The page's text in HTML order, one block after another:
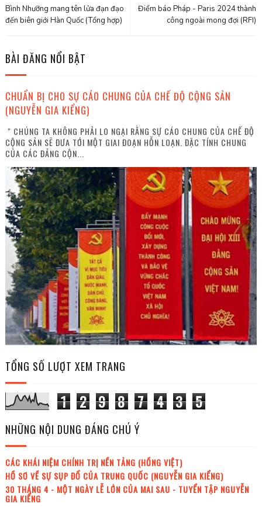
Điểm báo Pháp - Paris 2024 thành
công ngoài mong đợi (RFI)
Bình Nhưỡng mang tên lửa đạn đạo
đến biên giới Hàn Quốc (Tổng hợp)
BÀI ĐĂNG NỔI BẬT
CHUẨN BỊ CHO SỰ CÁO CHUNG CỦA CHẾ ĐỘ CỘNG SẢN
(NGUYỄN GIA KIỂNG)
" CHÚNG TA KHÔNG PHẢI LO NGẠI RẰNG SỰ CÁO CHUNG CỦA CHẾ ĐỘ
CỘNG SẢN SẼ ĐƯA TỚI MỘT GIAI ĐOẠN HỖN LOẠN. ĐẶC TÍNH CHUNG
CỦA CÁC ĐẢNG CỘN...
TỔNG SỐ LƯỢT XEM TRANG
1 2 9 8 7 4 3 5
NHỮNG NỘI DUNG ĐÁNG CHÚ Ý
CÁC KHÁI NIỆM CHÍNH TRỊ NỀN TẢNG (HỒNG VIỆT)
HỒ SƠ VỀ SỰ SỤP ĐỔ CỦA TRUNG QUỐC (NGUYỄN GIA KIỂNG)
30 THÁNG 4 - MỘT NGÀY LỄ LỚN CỦA MAI SAU - TUYỂN TẬP NGUYỄN
GIA KIỂNG